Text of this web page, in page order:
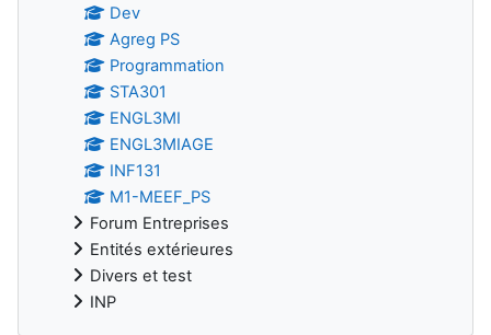
Dev
Agreg PS
Programmation
STA301
ENGL3MI
ENGL3MIAGE
INF131
M1-MEEF_PS
Forum Entreprises
Entités extérieures
Divers et test
INP